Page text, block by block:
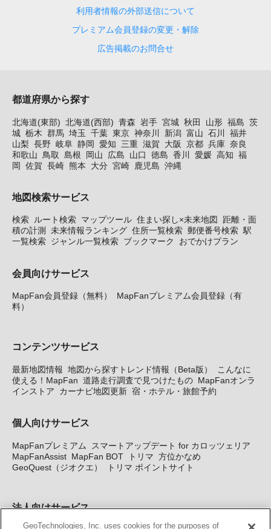
利用者情報の外部送信について
プレミアム会員登録の変更・解除
広告掲載のお問合せ
都道府県から探す
北海道(東部) 北海道(西部) 青森 岩手 宮城 秋田 山形 福島 茨
城 栃木 群馬 埼玉 千葉 東京 神奈川 新潟 富山 石川
福井
山梨 長野 岐阜 静岡 愛知 三重 滋賀 大阪 京都 兵庫 奈良
和歌山
鳥取 島根 岡山 広島 山口 徳島 香川 愛媛 高知 福
岡 佐賀 長崎 熊本 大分 宮崎 鹿児島 沖縄
地図検索サービス
検索 ルート検索 マップツール 住まい探し×未来地図
距離・面
積の計測
未来情報ランキング 住所一覧検索 郵便番号検索 駅
一覧検索 ジャンル一覧検索 ブックマーク おでかけプラン
会員向けサービス
MapFan会員登録（無料）
MapFanプレミアム会員登録（有
料）
コンテンツサービス
最新地図情報 地図から探すトレンド情報（Beta版）
こんなに
使える！MapFan 道路走行調査で見つけたもの MapFanオンラ
インストア
カーナビ地図更新 宿・ホテル・旅館予約
個人向けサービス
MapFanプレミアム
スマートアップデート for カロッツェリア
MapFanAssist MapFan BOT トリマ 方位かなめ
GeoQuest（ジオクエ）
トリマ ポイントサイト
法人向けサービス
GeoTechnologies, Inc. uses cookies for the purposes of